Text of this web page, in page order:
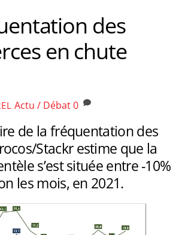
des
en chute
Actu / Débat0
de la fréquentation des
Stackr estime que la
s’est située entre -10%
les mois, en 2021.